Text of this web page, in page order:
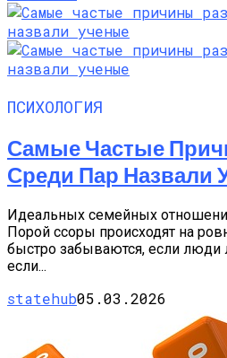
ПСИХОЛОГИЯ
Самые Частые
Среди Пар Назвали
Идеальных семейных
Порой ссоры происходят на
быстро забываются, если люди
если...
statehub05.03.2026